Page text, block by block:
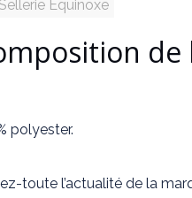
Equinoxe
de
polyester.
toute l’actualité de la